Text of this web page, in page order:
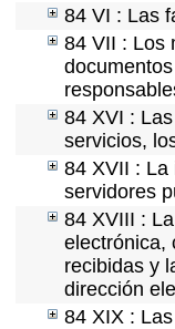
84 VI : Las
84 VII : Los
84 XVI :
servicios,
84 XVII : La
servidores
84 XVIII :
electrónica,
recibidas y
dirección
84 XIX :